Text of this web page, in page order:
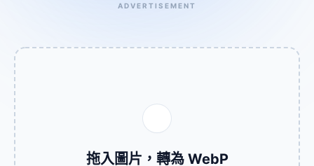
ADVERTISEMENT
拖入圖片，轉為 WebP